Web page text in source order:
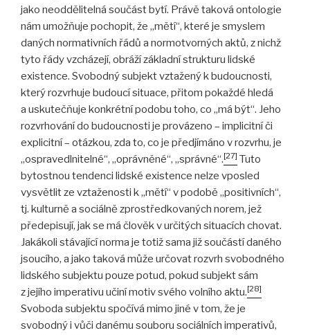
jako neoddělitelná součást bytí. Právě taková ontologie
nám umožňuje pochopit, že „mětí“, které je smyslem
daných normativních řádů a normotvorných aktů, z nichž
tyto řády vzcházejí, obráží základní strukturu lidské
existence. Svobodný subjekt vztažený k budoucnosti,
který rozvrhuje budoucí situace, přitom pokaždé hledá
a uskutečňuje konkrétní podobu toho, co „má být“. Jeho
rozvrhování do budoucnosti je provázeno – implicitní či
explicitní – otázkou, zda to, co je předjímáno v rozvrhu, je
„ospravedlnitelné“, „oprávněné“, „správné“.[27] Tuto
bytostnou tendenci lidské existence nelze vposled
vysvětlit ze vztaženosti k „mětí“ v podobě „positivních“,
tj. kulturně a sociálně zprostředkovaných norem, jež
předepisují, jak se má člověk v určitých situacích chovat.
Jakákoli stávající norma je totiž sama již součástí daného
jsoucího, a jako taková může určovat rozvrh svobodného
lidského subjektu pouze potud, pokud subjekt sám
z jejího imperativu učiní motiv svého volního aktu.[28]
Svoboda subjektu spočívá mimo jiné v tom, že je
svobodný i vůči danému souboru sociálních imperativů,